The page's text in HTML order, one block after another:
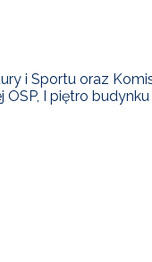
i Sportu oraz
I piętro